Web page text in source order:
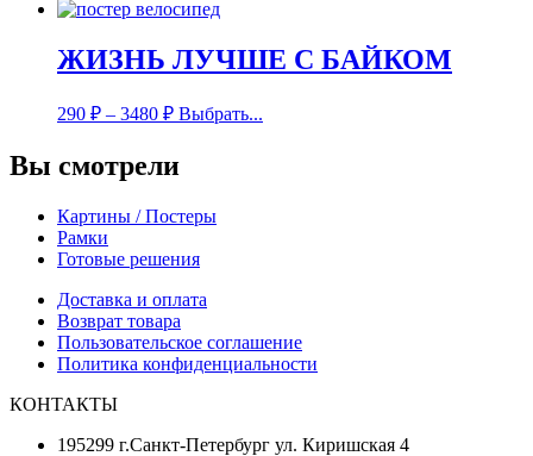
ЖИЗНЬ ЛУЧШЕ С БАЙКОМ
290 ₽ – 3480 ₽ Выбрать...
Вы смотрели
Картины / Постеры
Рамки
Готовые решения
Доставка и оплата
Возврат товара
Пользовательское соглашение
Политика конфиденциальности
КОНТАКТЫ
195299 г.Санкт-Петербург ул. Киришская 4